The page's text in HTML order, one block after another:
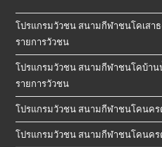
โปรแกรมวัวชน สนามกีฬาชนโคเสาธ
รายการวัวชน
โปรแกรมวัวชน สนามกีฬาชนโคบ้าน
รายการวัวชน
โปรแกรมวัวชน สนามกีฬาชนโคนคร
โปรแกรมวัวชน สนามกีฬาชนโคนคร